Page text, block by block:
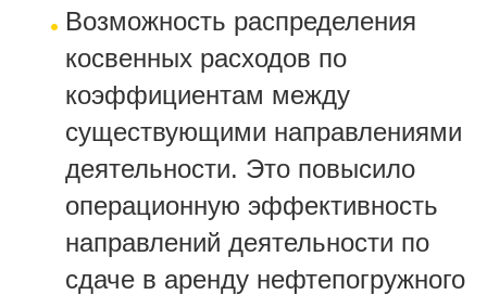
Возможность распределения
косвенных расходов по
коэффициентам между
существующими направлениями
деятельности. Это повысило
операционную эффективность
направлений деятельности по
сдаче в аренду нефтепогружного